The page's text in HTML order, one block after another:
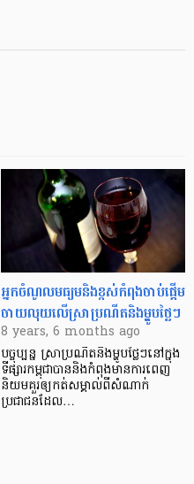
អ្នក​ចំណូល​មធ្យម​និង​ខ្ពស់​កំពុង​ចាប់​ផ្ដើម​
ចាយ​លុយ​លើ​ស្រា​ប្រណីត​និង​ម្ហូប​ថ្លៃៗ
8 years, 6 months ago
បច្ចុប្បន្ន ស្រា​ប្រណីត​និង​ម្ហូប​ថ្លៃៗ​នៅក្នុង​
ទីផ្សារ​កម្ពុជា​បាន​និង​កំពុង​មាន​ការ​ពេញ​
និយម​គួរ​ឲ្យ​កត់​សម្គាល់​ពី​សំណាក់​
ប្រជាជន​ដែល​…